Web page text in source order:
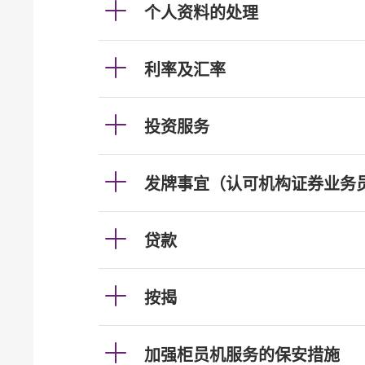
个人资料的处理
利率及汇率
投资服务
发牌事宜（认可机构证券业务
贷款
按揭
加强柜员机服务的保安措施